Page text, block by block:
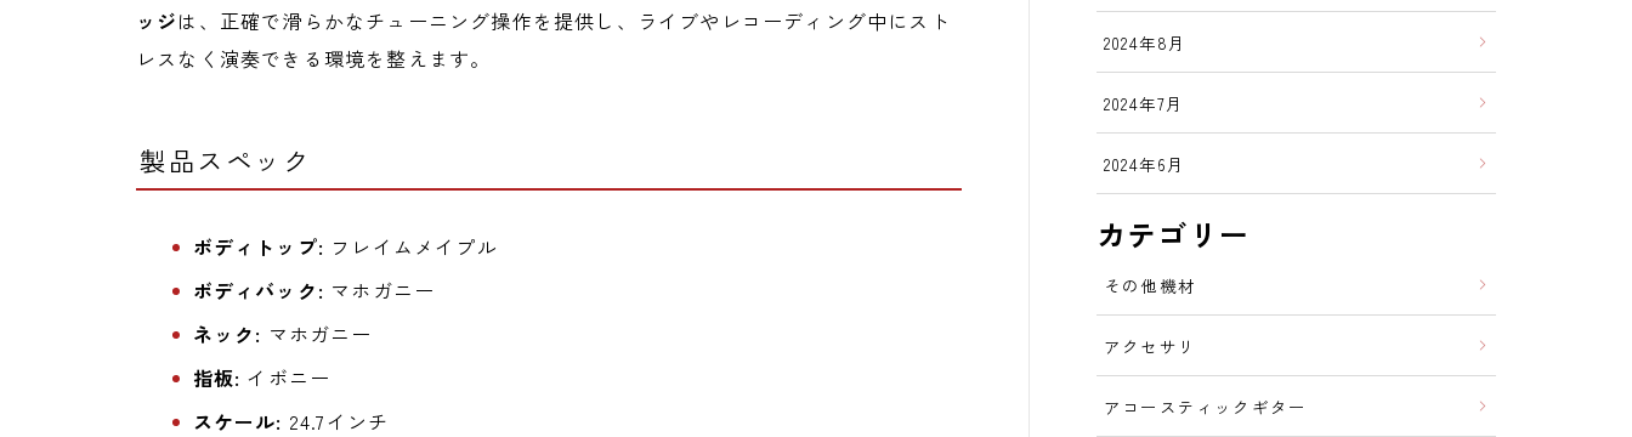
ッジは、正確で滑らかなチューニング操作を提供し、ライブやレコーディング中にスト
レスなく演奏できる環境を整えます。
製品スペック
ボディトップ: フレイムメイプル
ボディバック: マホガニー
ネック: マホガニー
指板: イボニー
スケール: 24.7インチ
2024年8月
2024年7月
2024年6月
カテゴリー
その他機材
アクセサリ
アコースティックギター